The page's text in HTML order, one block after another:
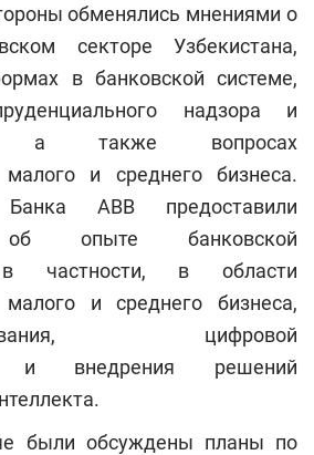
обменялись мнениями о
секторе Узбекистана,
в банковской системе,
надзора и
а также вопросах
малого и среднего бизнеса.
Банка АВВ предоставили
опыте банковской
в частности, в области
малого и среднего бизнеса,
цифровой
и внедрения решений
были обсуждены планы по